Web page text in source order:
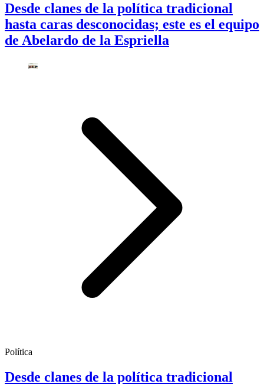
Desde clanes de la política tradicional
hasta caras desconocidas; este es el equipo
de Abelardo de la Espriella
Política
Desde clanes de la política tradicional